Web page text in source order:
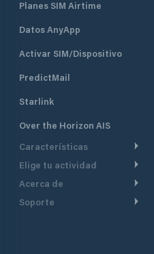
Planes SIM Airtime
Datos AnyApp
Activar SIM/Dispositivo
PredictMail
Starlink
Over the Horizon AIS
Características
Ruta Meteorológica
Elige tu actividad
Crucero
Navegación a motor
Acerca de
De un vistazo
Soporte